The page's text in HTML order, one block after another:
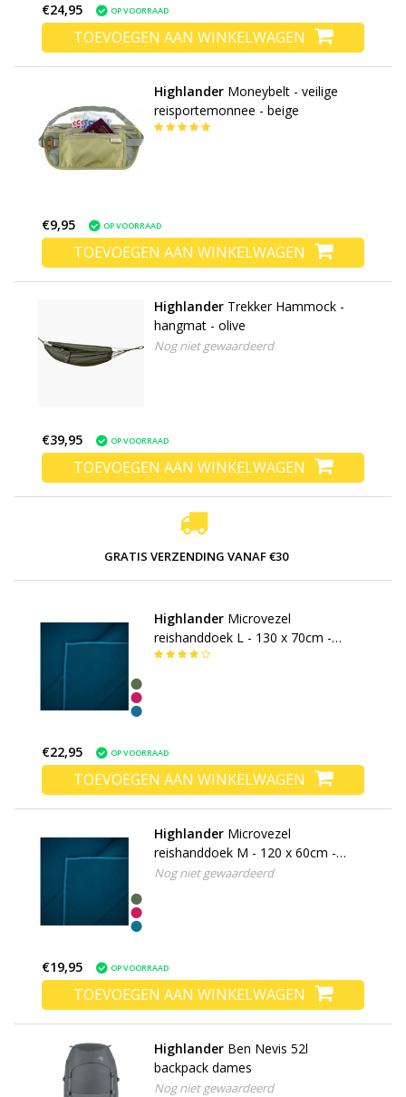
€24,95 OP VOORRAAD
TOEVOEGEN AAN WINKELWAGEN
Highlander Moneybelt - veilige
reisportemonnee - beige
€9,95 OP VOORRAAD
TOEVOEGEN AAN WINKELWAGEN
Highlander Trekker Hammock -
hangmat - olive
Nog niet gewaardeerd
€39,95 OP VOORRAAD
TOEVOEGEN AAN WINKELWAGEN
GRATIS VERZENDING VANAF €30
Highlander Microvezel
reishanddoek L - 130 x 70cm -
Large - microfibre soft
€22,95 OP VOORRAAD
TOEVOEGEN AAN WINKELWAGEN
Highlander Microvezel
reishanddoek M - 120 x 60cm -
Medium - microfibre soft
Nog niet gewaardeerd
€19,95 OP VOORRAAD
TOEVOEGEN AAN WINKELWAGEN
Highlander Ben Nevis 52l
backpack dames
Nog niet gewaardeerd